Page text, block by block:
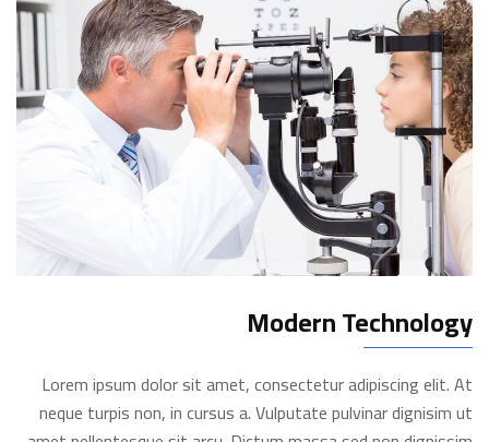
Modern Technology
Lorem ipsum dolor sit amet, consectetur adipiscing elit. At
neque turpis non, in cursus a. Vulputate pulvinar dignisim ut